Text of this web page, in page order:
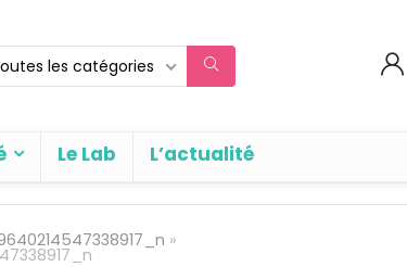
les catégories
Le Lab L’actualité
»